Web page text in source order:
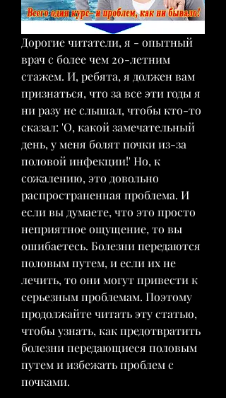
Дорогие читатели, я - опытный
врач с более чем 20-летним
стажем. И, ребята, я должен вам
признаться, что за все эти годы я
ни разу не слышал, чтобы кто-то
сказал: 'О, какой замечательный
день, у меня болят почки из-за
половой инфекции!' Но, к
сожалению, это довольно
распространенная проблема. И
если вы думаете, что это просто
неприятное ощущение, то вы
ошибаетесь. Болезни передаются
половым путем, и если их не
лечить, то они могут привести к
серьезным проблемам. Поэтому
продолжайте читать эту статью,
чтобы узнать, как предотвратить
болезни передающиеся половым
путем и избежать проблем с
почками.